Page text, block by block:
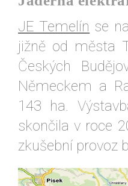
JE Temelín se
jižně od města
Českých
Německem a
143 ha.
skončila v roce
zkušební provoz